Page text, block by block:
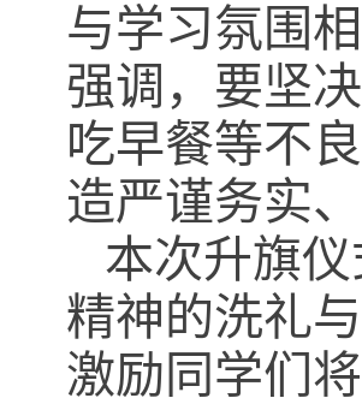
与学习氛围
强调，要坚
吃早餐等不
造严谨务实
本次升旗
精神的洗礼
激励同学们